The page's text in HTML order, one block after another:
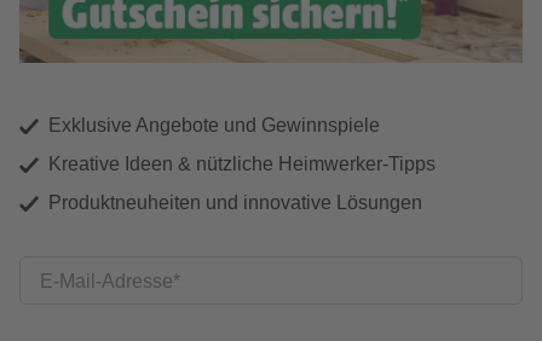
Exklusive Angebote und Gewinnspiele
Kreative Ideen & nützliche Heimwerker-Tipps
Produktneuheiten und innovative Lösungen
E-Mail-Adresse